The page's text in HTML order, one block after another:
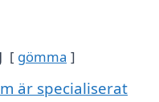
gömma
är specialiserat